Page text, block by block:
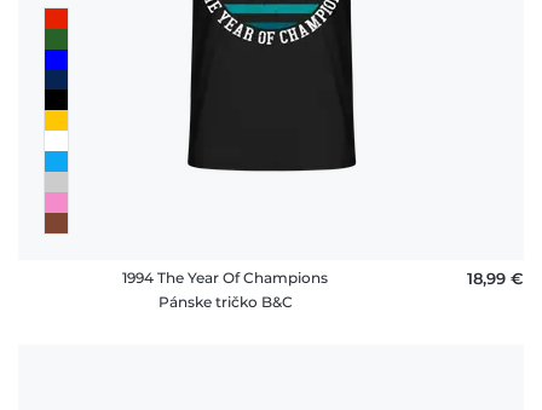
1994 The Year Of Champions
Pánske tričko B&C
18,99 €